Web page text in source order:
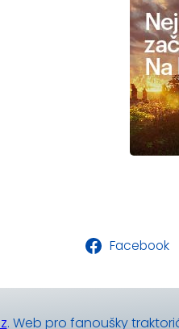
Facebook
. Web pro fanoušky